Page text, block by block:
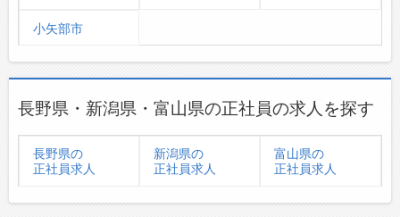
小矢部市
長野県・新潟県・富山県の正社員の求人を探す
長野県の
正社員求人
新潟県の
正社員求人
富山県の
正社員求人